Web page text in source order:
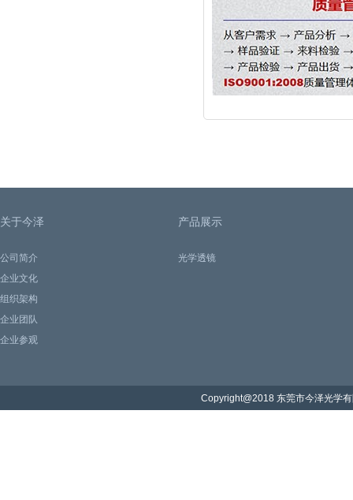
关于今泽
公司简介
企业文化
组织架构
企业团队
企业参观
产品展示
光学透镜
Copyright@2018 东莞市今泽光学